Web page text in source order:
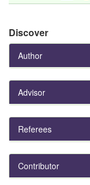
Discover
Author
Advisor
Referees
Contributor